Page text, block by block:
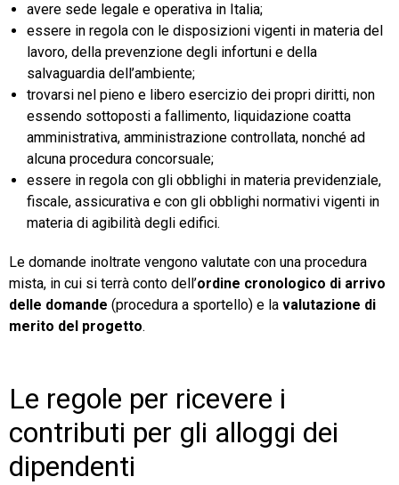
avere sede legale e operativa in Italia;
essere in regola con le disposizioni vigenti in materia del
lavoro, della prevenzione degli infortuni e della
salvaguardia dell’ambiente;
trovarsi nel pieno e libero esercizio dei propri diritti, non
essendo sottoposti a fallimento, liquidazione coatta
amministrativa, amministrazione controllata, nonché ad
alcuna procedura concorsuale;
essere in regola con gli obblighi in materia previdenziale,
fiscale, assicurativa e con gli obblighi normativi vigenti in
materia di agibilità degli edifici.
Le domande inoltrate vengono valutate con una procedura
mista, in cui si terrà conto dell’ordine cronologico di arrivo
delle domande (procedura a sportello) e la valutazione di
merito del progetto.
Le regole per ricevere i
contributi per gli alloggi dei
dipendenti